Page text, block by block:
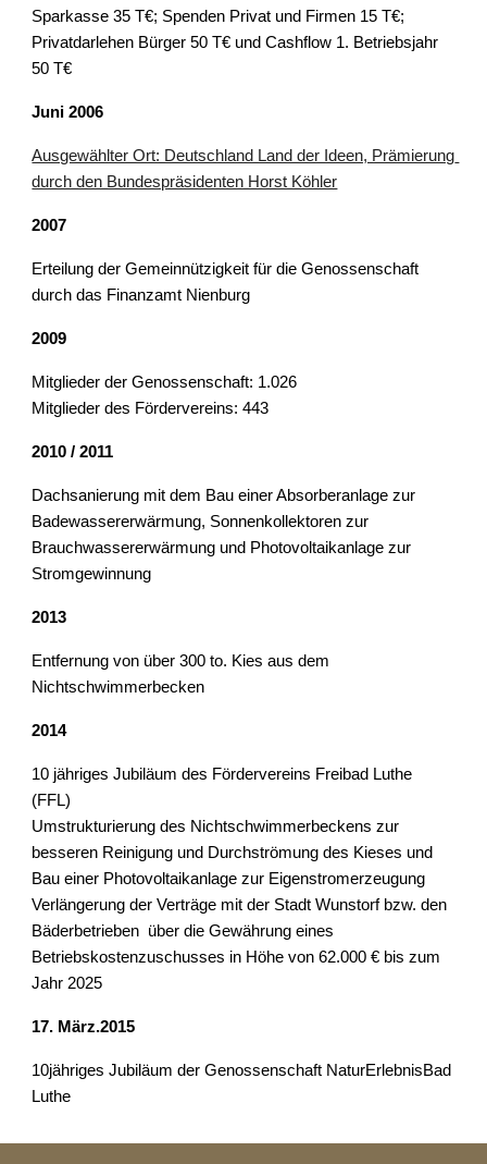
Sparkasse 35 T€; Spenden Privat und Firmen 15 T€;
Privatdarlehen Bürger 50 T€ und Cashflow 1. Betriebsjahr
50 T€
Juni 2006
Ausgewählter Ort: Deutschland Land der Ideen, Prämierung
durch den Bundespräsidenten Horst Köhler
2007
Erteilung der Gemeinnützigkeit für die Genossenschaft
durch das Finanzamt Nienburg
2009
Mitglieder der Genossenschaft: 1.026
Mitglieder des Fördervereins: 443
2010 / 2011
Dachsanierung mit dem Bau einer Absorberanlage zur
Badewassererwärmung, Sonnenkollektoren zur
Brauchwassererwärmung und Photovoltaikanlage zur
Stromgewinnung
2013
Entfernung von über 300 to. Kies aus dem
Nichtschwimmerbecken
2014
10 jähriges Jubiläum des Fördervereins Freibad Luthe
(FFL)
Umstrukturierung des Nichtschwimmerbeckens zur
besseren Reinigung und Durchströmung des Kieses und
Bau einer Photovoltaikanlage zur Eigenstromerzeugung
Verlängerung der Verträge mit der Stadt Wunstorf bzw. den
Bäderbetrieben  über die Gewährung eines
Betriebskostenzuschusses in Höhe von 62.000 € bis zum
Jahr 2025
17. März.2015
10jähriges Jubiläum der Genossenschaft NaturErlebnisBad
Luthe